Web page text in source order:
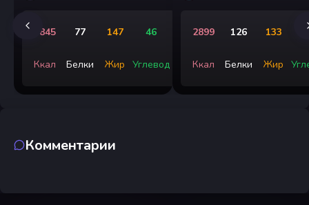
1845
Ккал
77
Белки
147
Жир
46
Углевод
2899
Ккал
126
Белки
133
Жир
Комментарии